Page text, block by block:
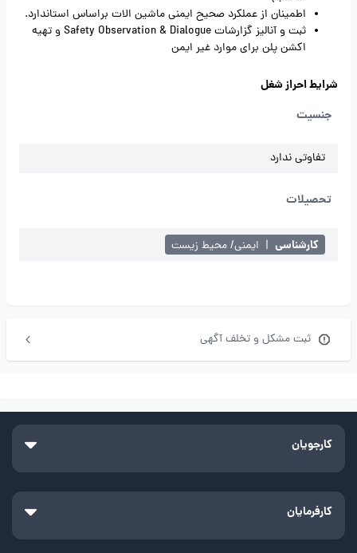
اطمینان از عملکرد صحیح ایمنی ماشین الات براساس استاندارد.
ثبت و آنالیز گزارشات Safety Observation & Dialogue و تهیه
اکشن پلن برای موارد غیر ایمن
شرایط احراز شغل
جنسیت
تفاوتی ندارد
تحصیلات
کارشناسی | ایمنی/ محیط زیست
ثبت مشکل و تخلف آگهی
کارجویان
کارفرمایان